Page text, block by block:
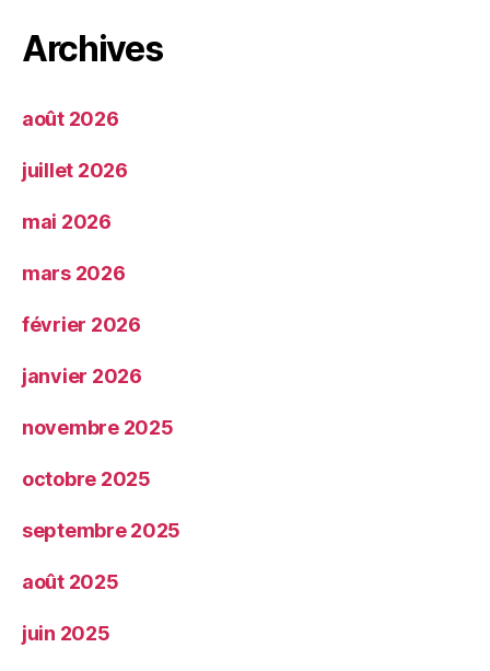
Archives
août 2026
juillet 2026
mai 2026
mars 2026
février 2026
janvier 2026
novembre 2025
octobre 2025
septembre 2025
août 2025
juin 2025